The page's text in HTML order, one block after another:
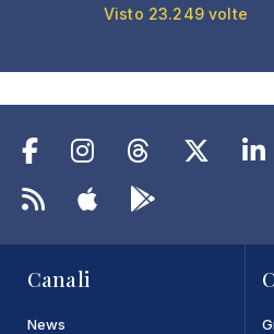
Visto 23.249 volte
Canali
News